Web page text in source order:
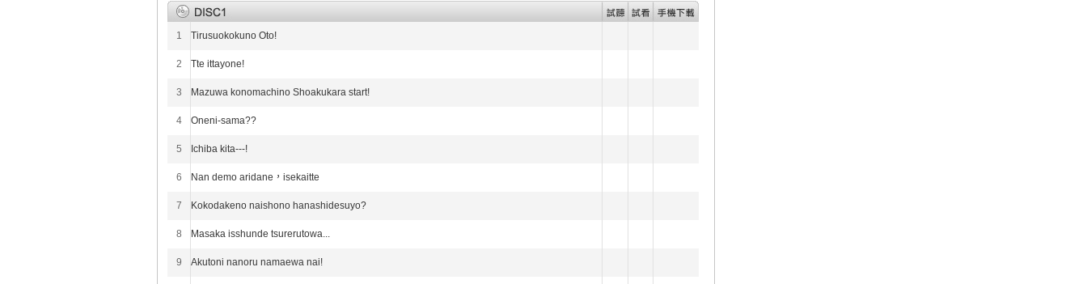
1 Tirusuokokuno Oto!
2 Tte ittayone!
3 Mazuwa konomachino Shoakukara start!
4 Oneni-sama??
5 Ichiba kita---!
6 Nan demo aridane，isekaitte
7 Kokodakeno naishono hanashidesuyo?
8 Masaka isshunde tsurerutowa...
9 Akutoni nanoru namaewa nai!